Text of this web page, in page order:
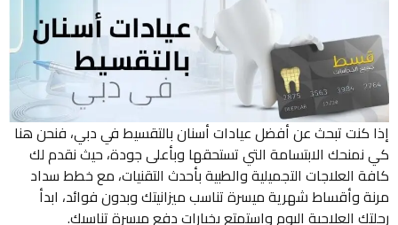
إذا كنت تبحث عن أفضل عيادات أسنان بالتقسيط في دبي، فنحن هنا
كي نمنحك الابتسامة التي تستحقها وبأعلى جودة، حيث نقدم لك
كافة العلاجات التجميلية والطبية بأحدث التقنيات، مع خطط سداد
مرنة وأقساط شهرية ميسرة تناسب ميزانيتك وبدون فوائد، ابدأ
رحلتك العلاجية اليوم واستمتع بخيارات دفع ميسرة تناسبك.